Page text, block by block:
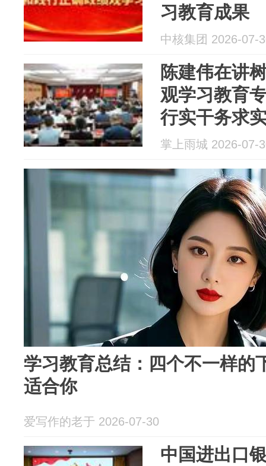
习教育成果
中核集团 2026-07-
陈建伟在讲
观学习教育
行实干务求
质量发展新
掌上雨城 2026-07-
学习教育总结：四个不一样的
适合你
爱写作的老于 2026-07-30
中国进出口